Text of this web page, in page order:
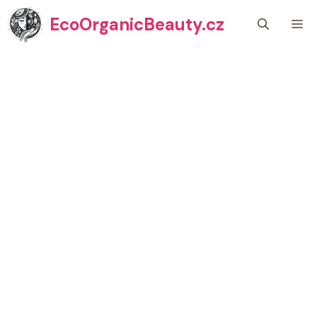
Přeskočit
na
obsah
EcoOrganicBeauty.cz